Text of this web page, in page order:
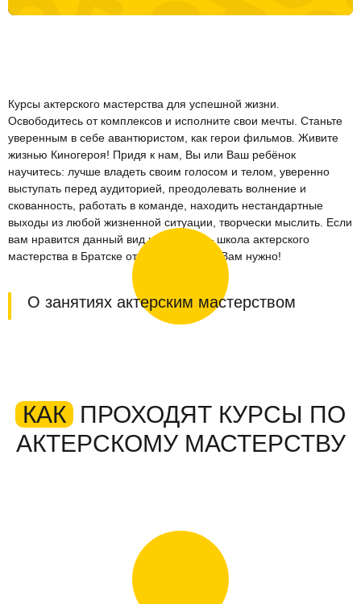
Курсы актерского мастерства для успешной жизни.
Освободитесь от комплексов и исполните свои мечты. Станьте
уверенным в себе авантюристом, как герои фильмов. Живите
жизнью Киногероя! Придя к нам, Вы или Ваш ребёнок
научитесь: лучше владеть своим голосом и телом, уверенно
выступать перед аудиторией, преодолевать волнение и
скованность, работать в команде, находить нестандартные
выходы из любой жизненной ситуации, творчески мыслить. Если
вам нравится данный вид искусства — школа актерского
мастерства в Братске от ТопХоп то, что Вам нужно!
О занятиях актерским мастерством
КАК ПРОХОДЯТ КУРСЫ ПО
АКТЕРСКОМУ МАСТЕРСТВУ